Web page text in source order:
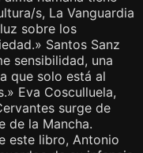
s, La Vanguardia
sobre los
Santos Sanz
sensibilidad, una
que solo está al
Eva Cosculluela,
surge de
de la Mancha.
este libro, Antonio